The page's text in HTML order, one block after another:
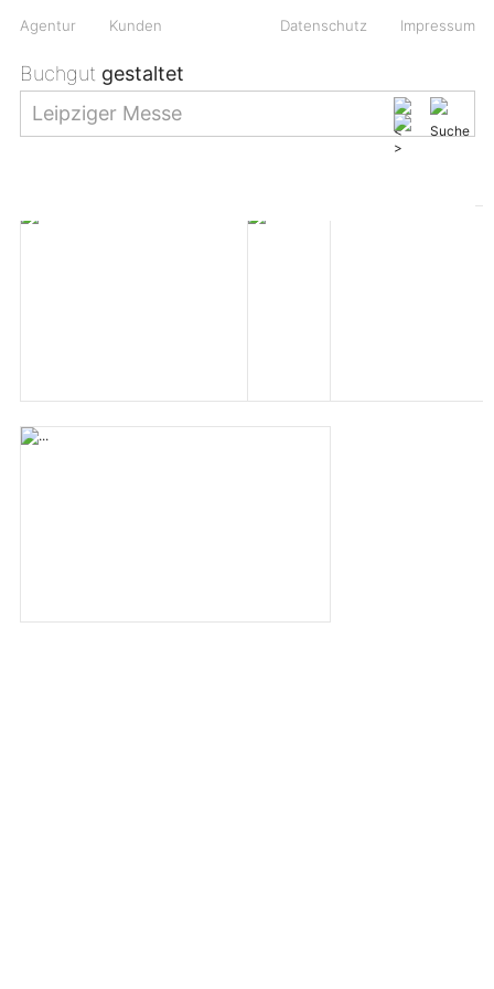
Agentur Kunden Impressum
Datenschutz
Buchgut gestaltet
Leipziger Messe